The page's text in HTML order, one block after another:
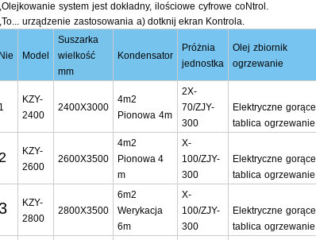
,Olejkowanie system jest dokładny, ilościowe cyfrowe coNtrol.
,To... urządzenie zastosowania a) dotknij ekran Kontrola.
Model
Suszarka
wielkość
mm
Kondensator
Próżnia
jednostka
Olej zbiornik
ogrzewanie
KZY-
2400
2400X3000
4m2
Pionowa 4m
2X-
70/ZJY-
300
Elektryczne gorące
tablica ogrzewanie
KZY-
2600
2600X3500
4m2
Pionowa 4
m
X-
100/ZJY-
300
Elektryczne gorące
tablica ogrzewanie
KZY-
2800
2800X3500
6m2
Werykacja
6m
X-
100/ZJY-
300
Elektryczne gorące
tablica ogrzewanie